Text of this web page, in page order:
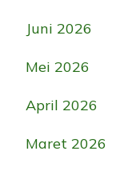
Juni 2026
Mei 2026
April 2026
Maret 2026